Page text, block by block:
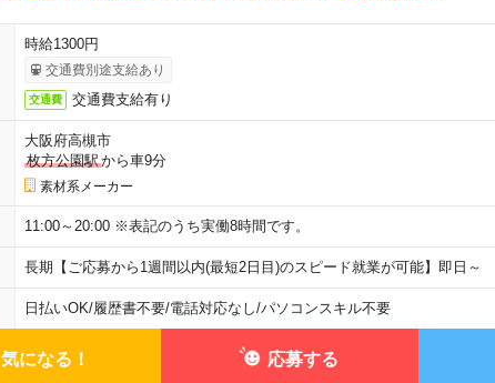
時給1300円
交通費別途支給あり
交通費 交通費支給有り
大阪府高槻市
枚方公園駅から車9分
素材系メーカー
11:00～20:00 ※表記のうち実働8時間です。
長期【ご応募から1週間以内(最短2日目)のスピード就業が可能】即日～
日払いOK/履歴書不要/電話対応なし/パソコンスキル不要
気になる！ 応募する